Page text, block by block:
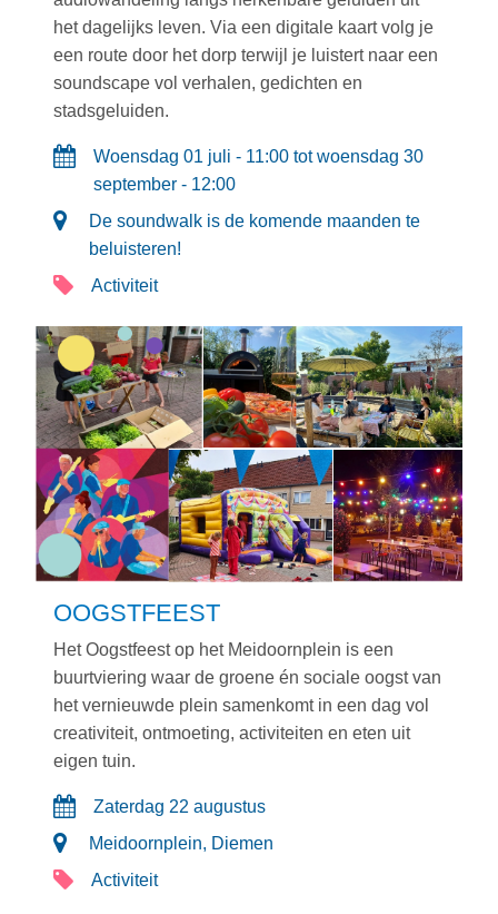
het dagelijks leven. Via een digitale kaart volg je
een route door het dorp terwijl je luistert naar een
soundscape vol verhalen, gedichten en
stadsgeluiden.
Woensdag 01 juli - 11:00 tot woensdag 30
september - 12:00
De soundwalk is de komende maanden te
beluisteren!
Activiteit
OOGSTFEEST
Het Oogstfeest op het Meidoornplein is een
buurtviering waar de groene én sociale oogst van
het vernieuwde plein samenkomt in een dag vol
creativiteit, ontmoeting, activiteiten en eten uit
eigen tuin.
Zaterdag 22 augustus
Meidoornplein, Diemen
Activiteit